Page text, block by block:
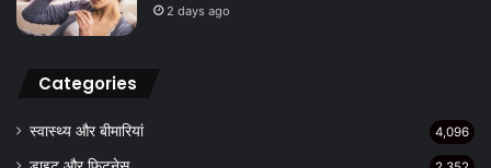
2 days ago
Categories
स्वास्थ्य और बीमारियां 4,096